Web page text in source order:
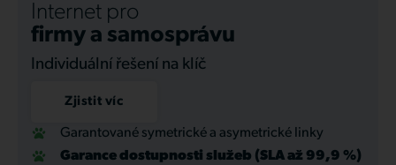
Internet pro
firmy a samosprávu
Individuální řešení na klíč
Zjistit víc
Garantované symetrické a asymetrické linky
Garance dostupnosti služeb (SLA až 99,9 %)